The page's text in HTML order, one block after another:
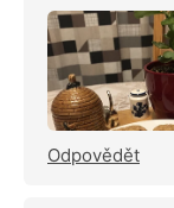
Odpovědět